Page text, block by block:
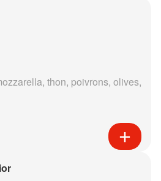
thon, poivrons, olives,